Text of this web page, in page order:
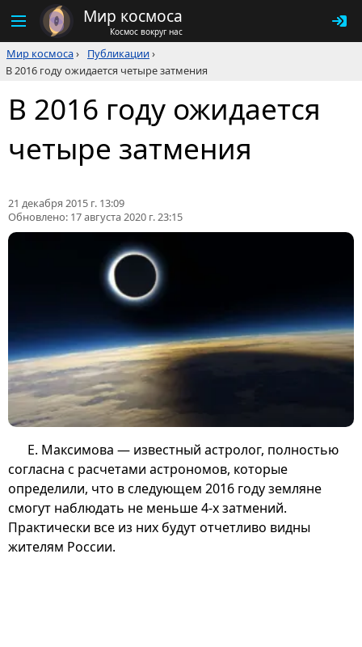
Мир космоса
Космос вокруг нас
Мир космоса› Публикации›
В 2016 году ожидается четыре затмения
В 2016 году ожидается
четыре затмения
21 декабря 2015 г. 13:09
Обновлено: 17 августа 2020 г. 23:15
Е. Максимова — известный астролог, полностью
согласна с расчетами астрономов, которые
определили, что в следующем 2016 году земляне
смогут наблюдать не меньше 4-х затмений.
Практически все из них будут отчетливо видны
жителям России.